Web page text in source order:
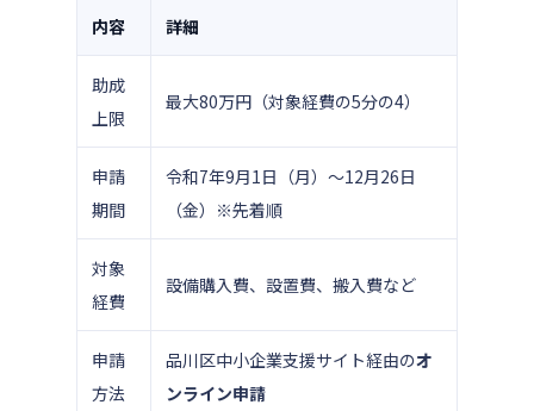
内容 詳細
助成
上限
最大80万円（対象経費の5分の4）
申請
期間
令和7年9月1日（月）～12月26日
（金）※先着順
対象
経費
設備購入費、設置費、搬入費など
申請
方法
品川区中小企業支援サイト経由のオ
ンライン申請